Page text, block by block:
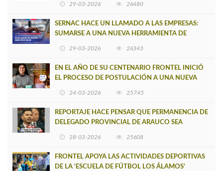
29-03-2026 26480
SERNAC HACE UN LLAMADO A LAS EMPRESAS:
SUMARSE A UNA NUEVA HERRAMIENTA DE
29-03-2026 26343
EN EL AÑO DE SU CENTENARIO FRONTEL INICIÓ
EL PROCESO DE POSTULACIÓN A UNA NUEVA
24-03-2026 25745
REPORTAJE HACE PENSAR QUE PERMANENCIA DE
DELEGADO PROVINCIAL DE ARAUCO SEA
28-03-2026 25608
FRONTEL APOYA LAS ACTIVIDADES DEPORTIVAS
DE LA 'ESCUELA DE FÚTBOL LOS ÁLAMOS'